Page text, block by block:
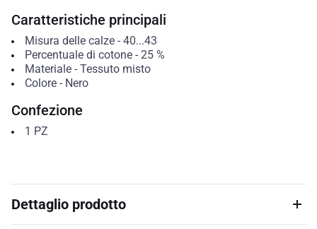
Caratteristiche principali
Misura delle calze- 40...43
Percentuale di cotone- 25 %
Materiale- Tessuto misto
Colore- Nero
Confezione
1 PZ
Dettaglio prodotto